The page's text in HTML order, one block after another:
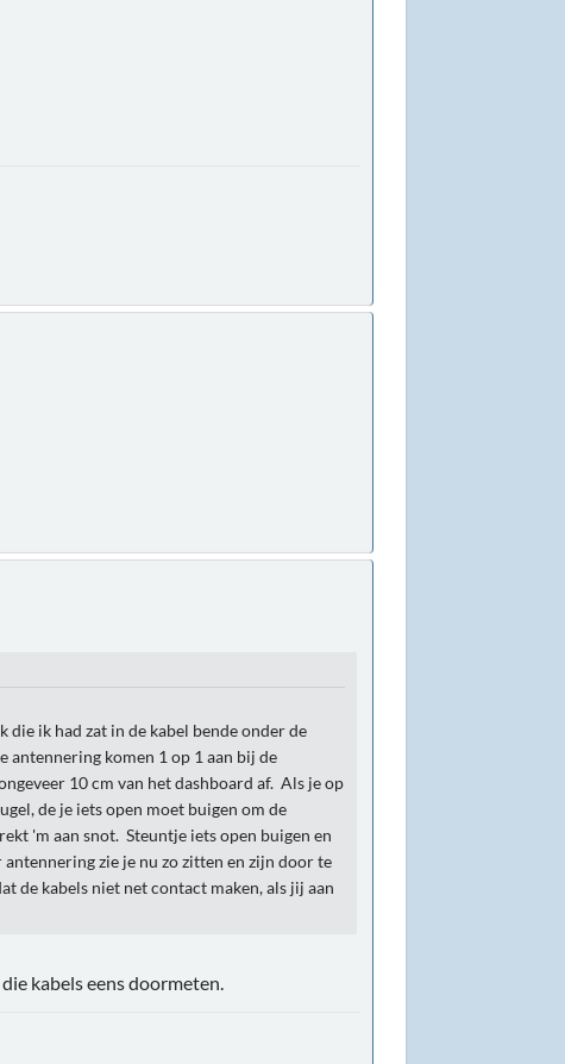
ik had zat in de kabel bende onder de
komen 1 op 1 aan bij de
10 cm van het dashboard af. Als je op
de je iets open moet buigen om de
'm aan snot. Steuntje iets open buigen en
zie je nu zo zitten en zijn door te
de kabels niet net contact maken, als jij aan
kabels eens doormeten.